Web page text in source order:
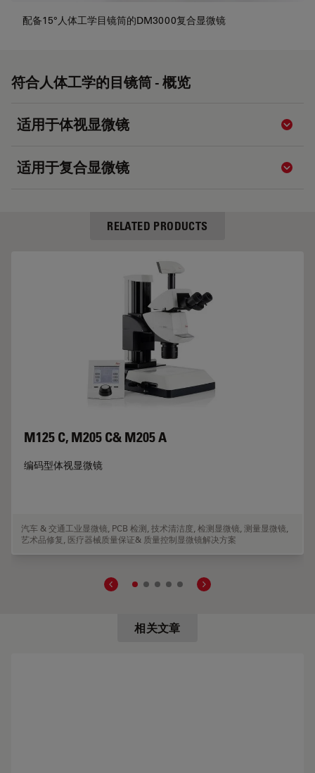
配备15°人体工学目镜筒的DM3000复合显微镜
符合人体工学的目镜筒 - 概览
适用于体视显微镜
适用于复合显微镜
RELATED PRODUCTS
M125 C, M205 C& M205 A
编码型体视显微镜
汽车 & 交通工业显微镜, PCB 检测,技术清洁度,检测显微镜,测量显微镜,
艺术品修复, 医疗器械质量保证& 质量控制显微镜解决方案
相关文章